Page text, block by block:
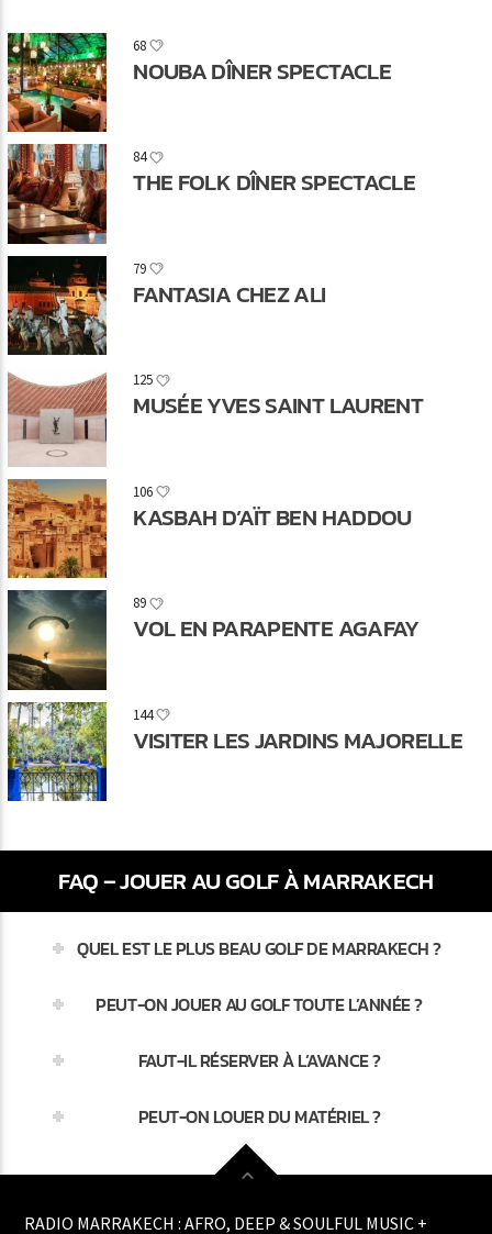
68
NOUBA DÎNER SPECTACLE
84
THE FOLK DÎNER SPECTACLE
79
FANTASIA CHEZ ALI
125
MUSÉE YVES SAINT LAURENT
106
KASBAH D’AÏT BEN HADDOU
89
VOL EN PARAPENTE AGAFAY
144
VISITER LES JARDINS MAJORELLE
FAQ – JOUER AU GOLF À MARRAKECH
QUEL EST LE PLUS BEAU GOLF DE MARRAKECH ?
PEUT-ON JOUER AU GOLF TOUTE L’ANNÉE ?
FAUT-IL RÉSERVER À L’AVANCE ?
PEUT-ON LOUER DU MATÉRIEL ?
RADIO MARRAKECH : AFRO, DEEP & SOULFUL MUSIC +